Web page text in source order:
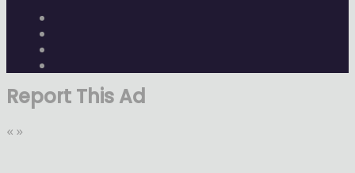
Report This Ad
« »